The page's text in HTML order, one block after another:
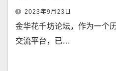
2023年9月23日
金华花千坊论坛，作为一个
交流平台，已…